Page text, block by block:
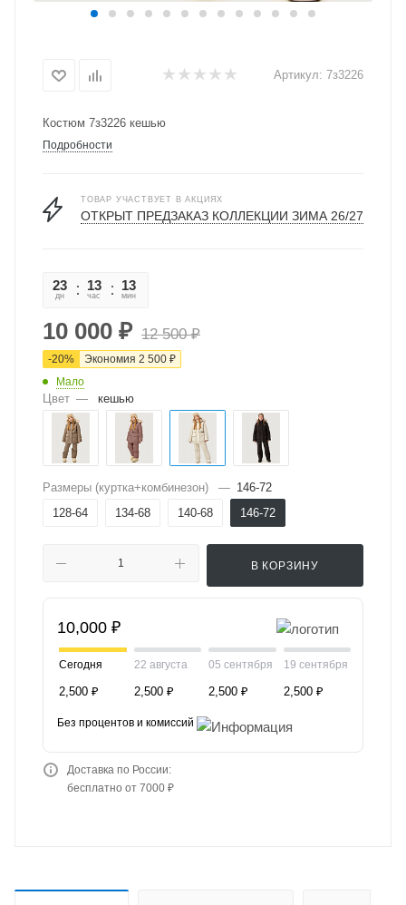
Артикул: 7з3226
Костюм 7з3226 кешью
Подробности
ТОВАР УЧАСТВУЕТ В АКЦИЯХ
ОТКРЫТ ПРЕДЗАКАЗ КОЛЛЕКЦИИ ЗИМА 26/27
23
дн
13
час
13
мин
10 000 ₽ 12 500₽
-20% Экономия 2 500 ₽
Мало
Цвет — кешью
Размеры (куртка+комбинезон) — 146-72
128-64
134-68 140-68 146-72
В КОРЗИНУ
10,000 ₽
Сегодня
2,500 ₽
22 августа
2,500 ₽
05 сентября
2,500 ₽
19 сентября
2,500 ₽
Без процентов и комиссий
Доставка по России:
бесплатно от 7000 ₽